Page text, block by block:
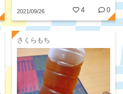
2021/09/26 4 0
さくらもち